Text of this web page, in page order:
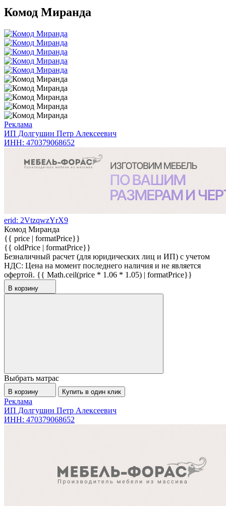
Комод Миранда
Реклама
ИП Долгушин Петр Алексеевич
ИНН: 470379068652
erid: 2VtzqwzYrX9
Комод Миранда
{{ price | formatPrice}}
{{ oldPrice | formatPrice}}
Безналичный расчет (для юридических лиц и ИП) с учетом
НДС: Цена на момент последнего наличия и не является
офертой. {{ Math.ceil(price * 1.06 * 1.05) | formatPrice}}
В корзину
Выбрать матрас
В корзину Купить в один клик
Реклама
ИП Долгушин Петр Алексеевич
ИНН: 470379068652